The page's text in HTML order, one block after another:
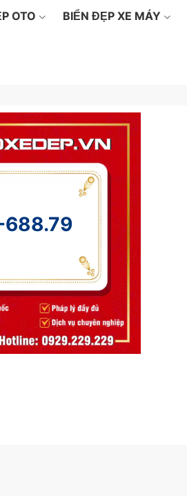
OTO BIỂN ĐẸP XE MÁY
688.79